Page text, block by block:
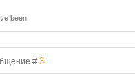
been
# 3